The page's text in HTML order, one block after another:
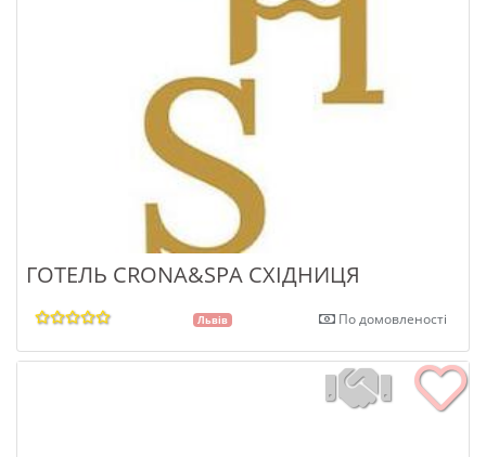
ГОТЕЛЬ CRONA&SPA СХІДНИЦЯ
Львів По домовленості